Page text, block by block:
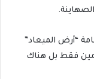
“أرض الميعاد”
فقط بل هناك